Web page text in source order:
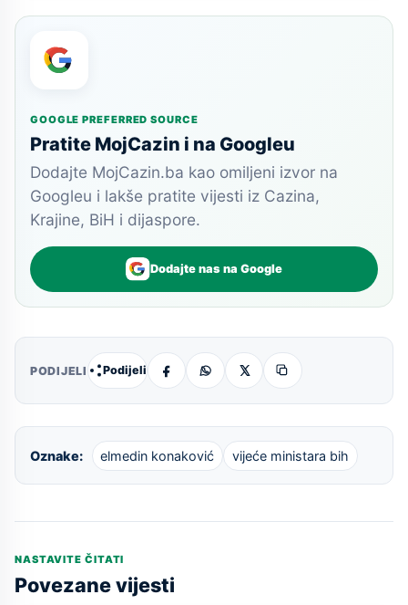
GOOGLE PREFERRED SOURCE
Pratite MojCazin i na Googleu
Dodajte MojCazin.ba kao omiljeni izvor na
Googleu i lakše pratite vijesti iz Cazina,
Krajine, BiH i dijaspore.
Dodajte nas na Google
PODIJELI Podijeli
Oznake: elmedin konaković vijeće ministara bih
NASTAVITE ČITATI
Povezane vijesti